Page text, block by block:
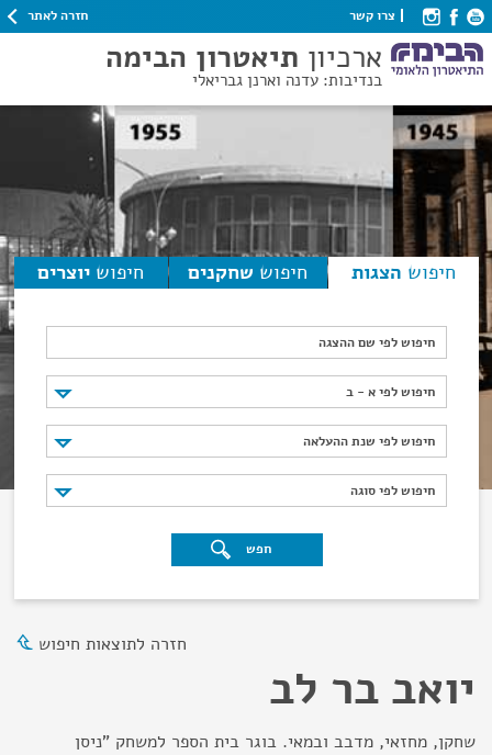
צרו קשר חזרה לאתר
ארכיון תיאטרון הבימה
בנדיבות: עדנה וארנן גבריאלי
חיפוש הצגות חיפוש שחקנים חיפוש יוצרים
חיפוש לפי שם ההצגה
חיפוש לפי א - ב
חיפוש לפי א - ב
חיפוש לפי שנת ההעלאה
חיפוש לפי שנת ההעלאה
חיפוש לפי סוגה
חיפוש לפי סוגה
חפש
חזרה לתוצאות חיפוש
יואב בר לב
שחקן, מחזאי, מדבב ובמאי. בוגר בית הספר למשחק "ניסן